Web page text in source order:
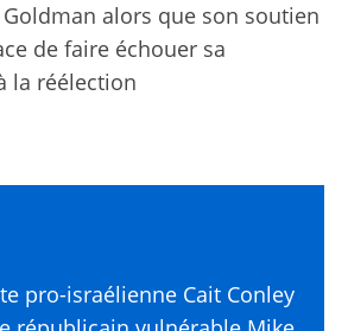
alors que son soutien
de faire échouer sa
la réélection
pro-israélienne Cait Conley